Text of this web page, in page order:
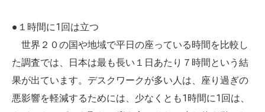
●１時間に1回は立つ
世界２０の国や地域で平日の座っている時間を比較し
た調査では、日本は最も長い１日あたり７時間という結
果が出ています。デスクワークが多い人は、座り過ぎの
悪影響を軽減するためには、少なくとも1時間に1回は、